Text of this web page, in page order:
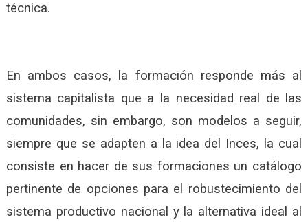
técnica.
En ambos casos, la formación responde más al
sistema capitalista que a la necesidad real de las
comunidades, sin embargo, son modelos a seguir,
siempre que se adapten a la idea del Inces, la cual
consiste en hacer de sus formaciones un catálogo
pertinente de opciones para el robustecimiento del
sistema productivo nacional y la alternativa ideal al